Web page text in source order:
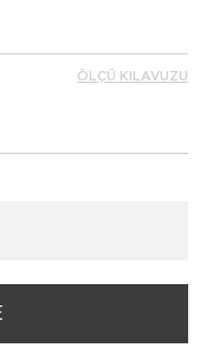
ÖLÇÜ KILAVUZU